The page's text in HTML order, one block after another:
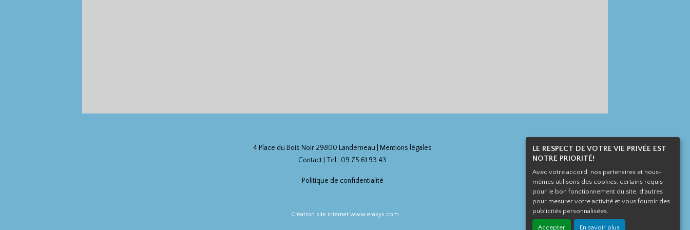
LE RESPECT DE VOTRE VIE PRIVÉE EST
NOTRE PRIORITÉ!
Avec votre accord, nos partenaires et nous-
mêmes utilisons des cookies, certains requis
pour le bon fonctionnement du site, d'autres
pour mesurer votre activité et vous fournir des
publicités personnalisées.
Accepter En savoir plus
4 Place du Bois Noir 29800 Landerneau |
Mentions légales
Contact | Tel : 09 75 61 93 43
Politique de confidentialité
Création site internet www.erakys.com